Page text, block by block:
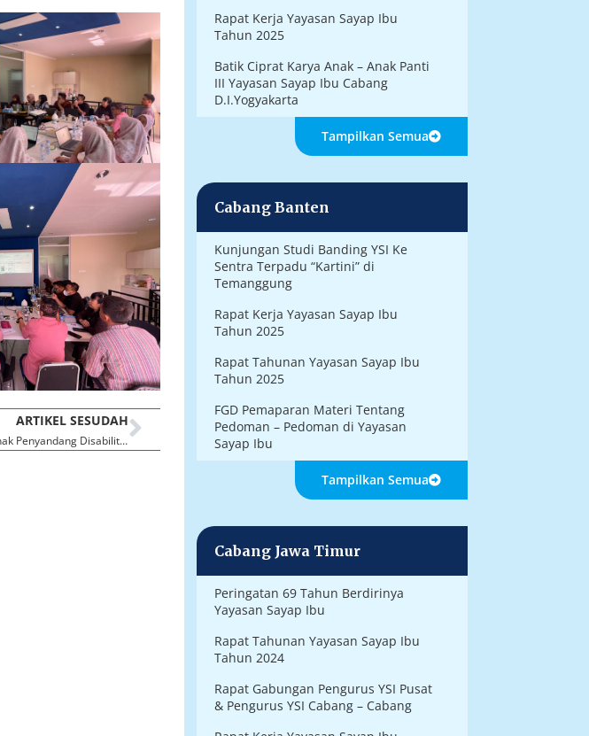
ARTIKEL SESUDAH
FGD Tentang Pelayanan Anak Penyandang Disabilitas Usia Di Atas 18 Tahun
Rapat Kerja Yayasan Sayap Ibu
Tahun 2025
Batik Ciprat Karya Anak – Anak Panti
III Yayasan Sayap Ibu Cabang
D.I.Yogyakarta
Tampilkan Semua
Cabang Banten
Kunjungan Studi Banding YSI Ke
Sentra Terpadu “Kartini” di
Temanggung
Rapat Kerja Yayasan Sayap Ibu
Tahun 2025
Rapat Tahunan Yayasan Sayap Ibu
Tahun 2025
FGD Pemaparan Materi Tentang
Pedoman – Pedoman di Yayasan
Sayap Ibu
Tampilkan Semua
Cabang Jawa Timur
Peringatan 69 Tahun Berdirinya
Yayasan Sayap Ibu
Rapat Tahunan Yayasan Sayap Ibu
Tahun 2024
Rapat Gabungan Pengurus YSI Pusat
& Pengurus YSI Cabang – Cabang